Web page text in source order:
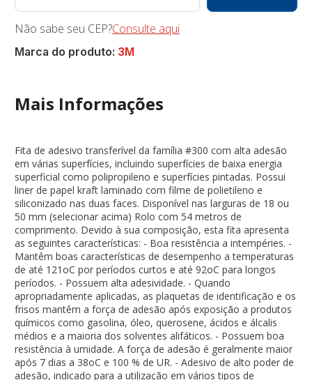
Não sabe seu CEP?Consulte aqui
Marca do produto: 3M
Mais Informações
Fita de adesivo transferível da família #300 com alta adesão
em várias superfícies, incluindo superfícies de baixa energia
superficial como polipropileno e superfícies pintadas. Possui
liner de papel kraft laminado com filme de polietileno e
siliconizado nas duas faces. Disponível nas larguras de 18 ou
50 mm (selecionar acima) Rolo com 54 metros de
comprimento. Devido à sua composição, esta fita apresenta
as seguintes características: - Boa resistência a intempéries. -
Mantêm boas características de desempenho a temperaturas
de até 121oC por períodos curtos e até 92oC para longos
períodos. - Possuem alta adesividade. - Quando
apropriadamente aplicadas, as plaquetas de identificação e os
frisos mantêm a força de adesão após exposição a produtos
químicos como gasolina, óleo, querosene, ácidos e álcalis
médios e a maioria dos solventes alifáticos. - Possuem boa
resistência à umidade. A força de adesão é geralmente maior
após 7 dias a 38oC e 100 % de UR. - Adesivo de alto poder de
adesão, indicado para a utilização em vários tipos de